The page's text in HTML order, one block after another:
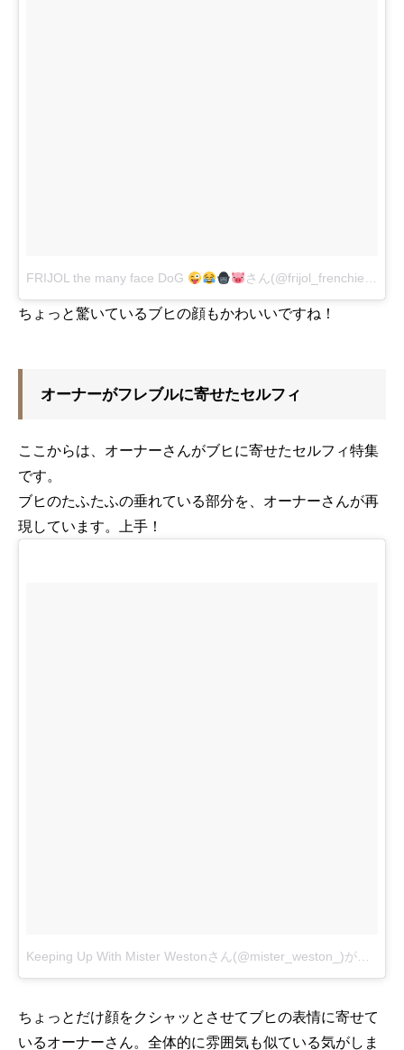
FRIJOL the many face DoG さん(@frijol_frenchie)がシェアした投稿
ちょっと驚いているブヒの顔もかわいいですね！
オーナーがフレブルに寄せたセルフィ
ここからは、オーナーさんがブヒに寄せたセルフィ特集
です。
ブヒのたふたふの垂れている部分を、オーナーさんが再
現しています。上手！
Keeping Up With Mister Westonさん(@mister_weston_)がシェアした投稿
ちょっとだけ顔をクシャッとさせてブヒの表情に寄せて
いるオーナーさん。全体的に雰囲気も似ている気がしま